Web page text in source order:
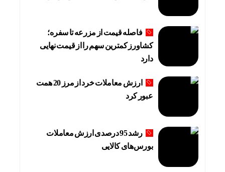
فاصله قیمت از مزرعه تا سفره؛
کشاورز کمترین سهم را از قیمت نهایی
دارد
ارزش معاملات خرد از مرز 20 همت
عبور کرد
رشد 95 درصدی ارزش معاملات
بورس‌های کالایی